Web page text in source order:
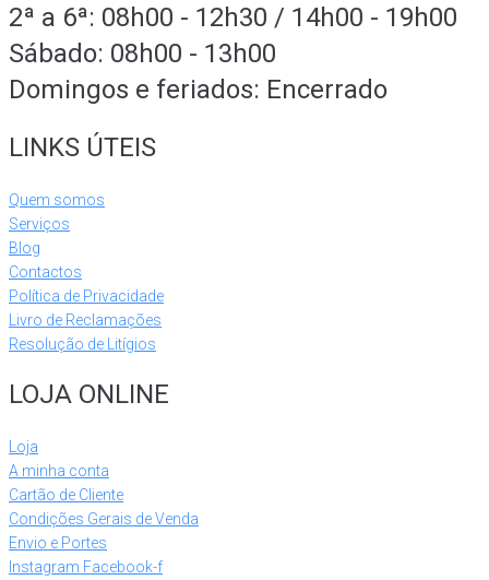
2ª a 6ª: 08h00 - 12h30 / 14h00 - 19h00
Sábado: 08h00 - 13h00
Domingos e feriados: Encerrado
LINKS ÚTEIS
Quem somos
Serviços
Blog
Contactos
Política de Privacidade
Livro de Reclamações
Resolução de Litígios
LOJA ONLINE
Loja
A minha conta
Cartão de Cliente
Condições Gerais de Venda
Envio e Portes
Instagram Facebook-f